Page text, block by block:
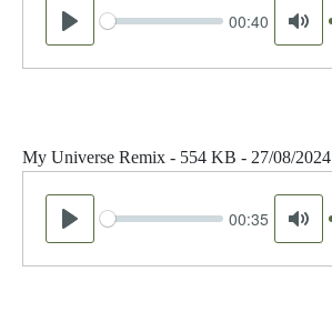
Play
Seek 00:40
Mute
My Universe Remix - 554 KB - 27/08/2024
Play
Seek 00:35
Mute